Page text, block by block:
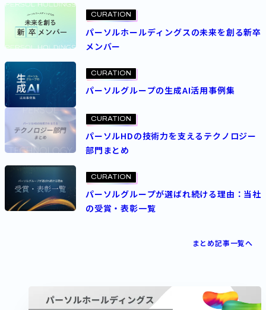
CURATION
パーソルホールディングスの未来を創る新卒
メンバー
CURATION
パーソルグループの生成AI活用事例集
CURATION
パーソルHDの技術力を支えるテクノロジー
部門まとめ
CURATION
パーソルグループが選ばれ続ける理由：当社
の受賞・表彰一覧
まとめ記事一覧へ